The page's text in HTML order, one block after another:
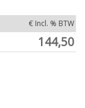
€ Incl. % BTW
144,50